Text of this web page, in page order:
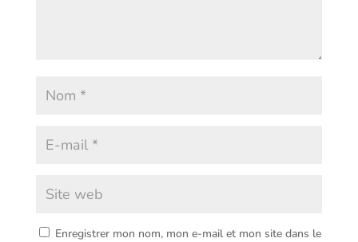
Enregistrer mon nom, mon e-mail et mon site dans le